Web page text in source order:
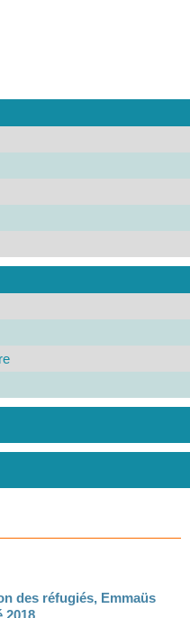
des réfugiés, Emmaüs
2018